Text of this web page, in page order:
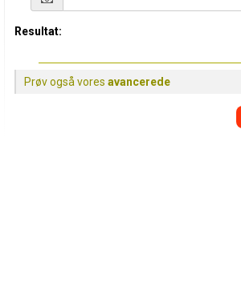
Resultat:
Prøv også vores avancerede